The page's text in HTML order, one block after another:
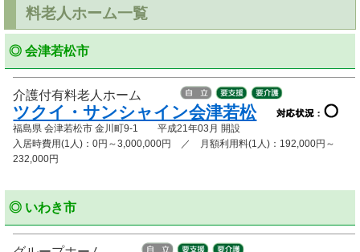
料老人ホーム一覧
◎ 会津若松市
介護付有料老人ホーム
ツクイ・サンシャイン会津若松
福島県 会津若松市 金川町9-1 平成21年03月 開設
入居時費用(1人)：0円～3,000,000円 ／ 月額利用料(1人)：192,000円～
232,000円
◎ いわき市